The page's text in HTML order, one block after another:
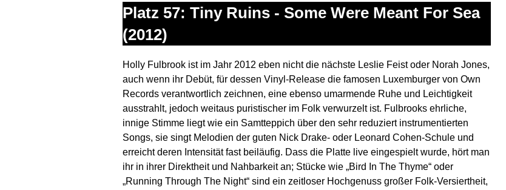
Platz 57: Tiny Ruins - Some Were Meant For Sea
(2012)
Holly Fulbrook ist im Jahr 2012 eben nicht die nächste Leslie Feist oder Norah Jones,
auch wenn ihr Debüt, für dessen Vinyl-Release die famosen Luxemburger von Own
Records verantwortlich zeichnen, eine ebenso umarmende Ruhe und Leichtigkeit
ausstrahlt, jedoch weitaus puristischer im Folk verwurzelt ist. Fulbrooks ehrliche,
innige Stimme liegt wie ein Samtteppich über den sehr reduziert instrumentierten
Songs, sie singt Melodien der guten Nick Drake- oder Leonard Cohen-Schule und
erreicht deren Intensität fast beiläufig. Dass die Platte live eingespielt wurde, hört man
ihr in ihrer Direktheit und Nahbarkeit an; Stücke wie „Bird In The Thyme“ oder
„Running Through The Night“ sind ein zeitloser Hochgenuss großer Folk-Versiertheit,